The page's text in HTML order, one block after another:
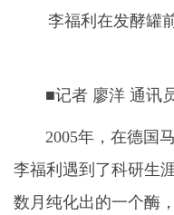
李福利在发酵罐
■记者 廖洋 通讯
2005年，在德国
李福利遇到了科研生
数月纯化出的一个酶